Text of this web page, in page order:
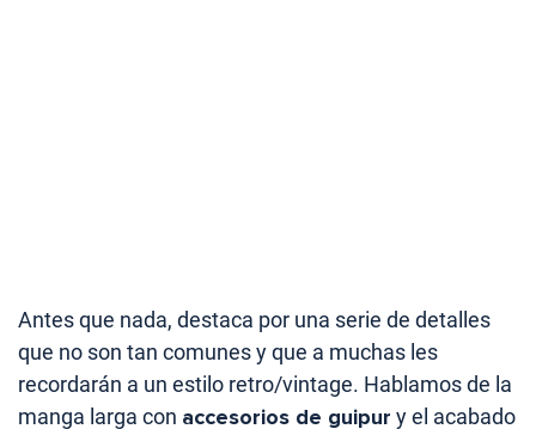
Antes que nada, destaca por una serie de detalles
que no son tan comunes y que a muchas les
recordarán a un estilo retro/vintage. Hablamos de la
manga larga con accesorios de guipur y el acabado